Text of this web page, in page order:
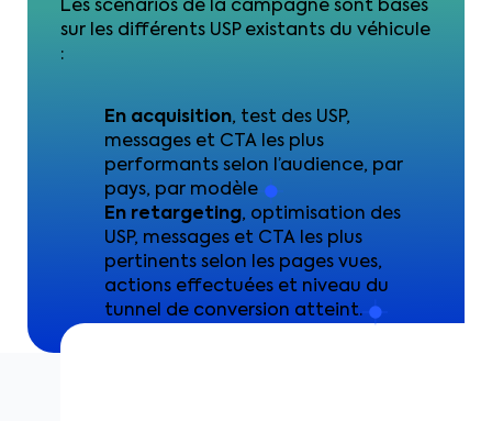
Les scénarios de la campagne sont basés
sur les différents USP existants du véhicule
:
En acquisition, test des USP,
messages et CTA les plus
performants selon l’audience, par
pays, par modèle
En retargeting, optimisation des
USP, messages et CTA les plus
pertinents selon les pages vues,
actions effectuées et niveau du
tunnel de conversion atteint.